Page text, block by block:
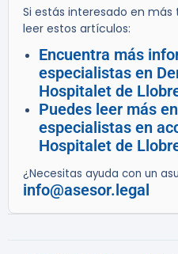
Si estás interesado en
leer estos artículos:
Encuentra más
especialistas en
Hospitalet de
Puedes leer más
especialistas en
Hospitalet de
¿Necesitas ayuda con un
info@asesor.legal